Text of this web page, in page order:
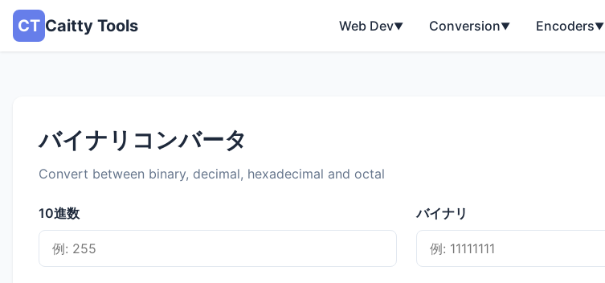
CT Caitty Tools Web Dev▼ Conversion▼ Encoders▼
バイナリコンバータ
Convert between binary, decimal, hexadecimal and octal
10進数 バイナリ